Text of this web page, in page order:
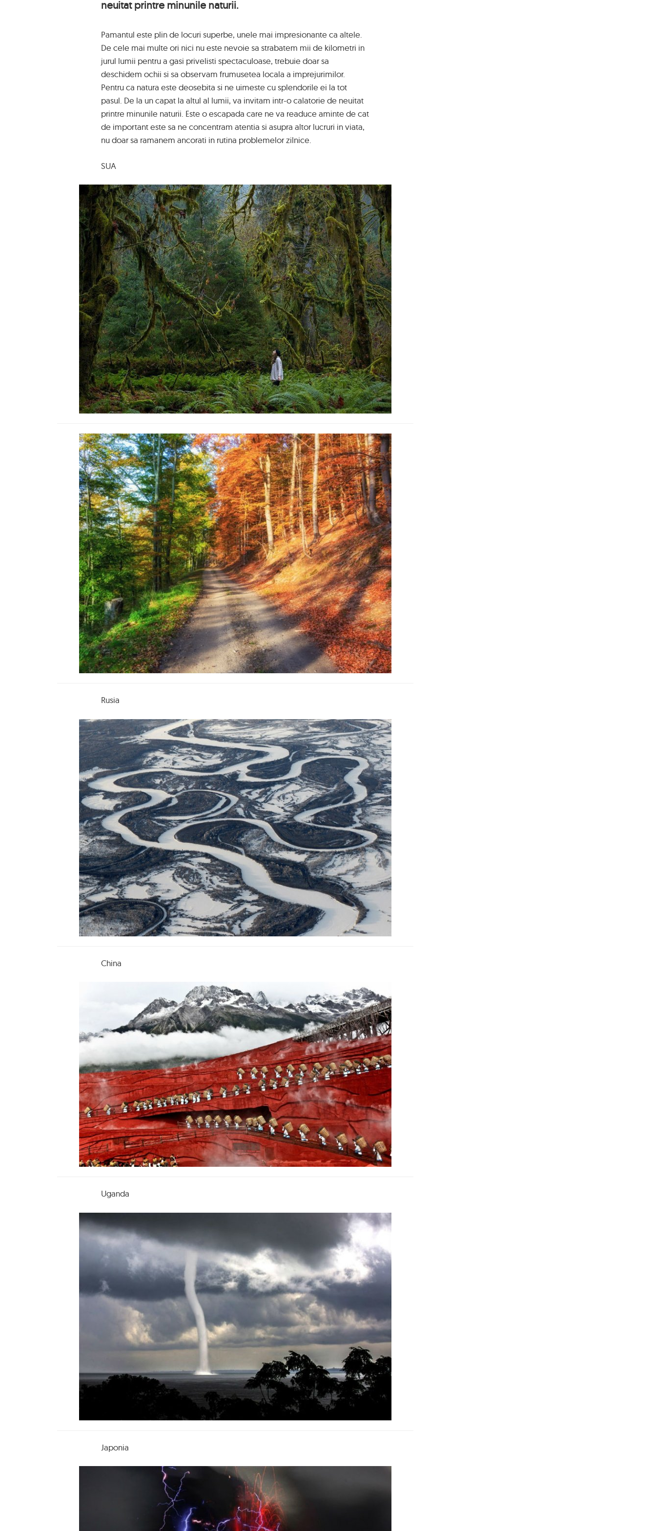
neuitat printre minunile naturii.
Pamantul este plin de locuri superbe, unele mai impresionante ca altele.
De cele mai multe ori nici nu este nevoie sa strabatem mii de kilometri in
jurul lumii pentru a gasi privelisti spectaculoase, trebuie doar sa
deschidem ochii si sa observam frumusetea locala a imprejurimilor.
Pentru ca natura este deosebita si ne uimeste cu splendorile ei la tot
pasul. De la un capat la altul al lumii, va invitam intr-o calatorie de neuitat
printre minunile naturii. Este o escapada care ne va readuce aminte de cat
de important este sa ne concentram atentia si asupra altor lucruri in viata,
nu doar sa ramanem ancorati in rutina problemelor zilnice.
SUA
Rusia
China
Uganda
Japonia